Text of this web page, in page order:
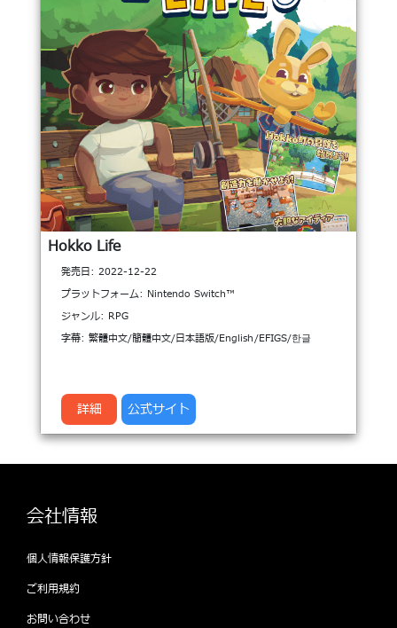
Hokko Life
発売日: 2022-12-22
プラットフォーム: Nintendo Switch™
ジャンル: RPG
字幕: 繁體中文/簡體中文/日本語版/English/EFIGS/한글
詳細 公式サイト
会社情報
個人情報保護方針
ご利用規約
お問い合わせ